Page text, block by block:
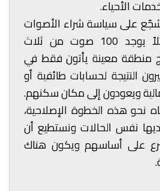
الأحياء.
على سياسة شراء الأصوات
في الانتخابات، ممثلاً يوجد 100 صوت من ثلاث
منطقة معينة يأتون فقط في
النتيجة لحسابات طائفية أو
ويعودون إلى مكان سكنهم.
نحو هذه الخطوة الإصلاحية،
نفس الحالات ونستطيع أن
على أساسهم ويكون هناك